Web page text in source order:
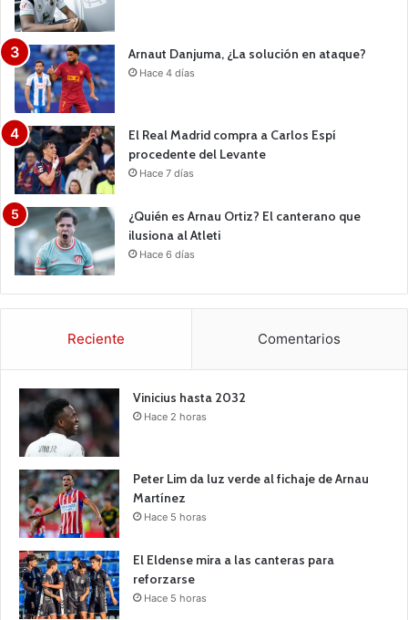
Arnaut Danjuma, ¿La solución en ataque?
Hace 4 días
El Real Madrid compra a Carlos Espí
procedente del Levante
Hace 7 días
¿Quién es Arnau Ortiz? El canterano que
ilusiona al Atleti
Hace 6 días
Reciente Comentarios
Vinicius hasta 2032
Hace 2 horas
Peter Lim da luz verde al fichaje de Arnau
Martínez
Hace 5 horas
El Eldense mira a las canteras para
reforzarse
Hace 5 horas